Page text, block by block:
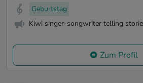
Geburtstag
Kiwi singer-songwriter telling
Zum Profil